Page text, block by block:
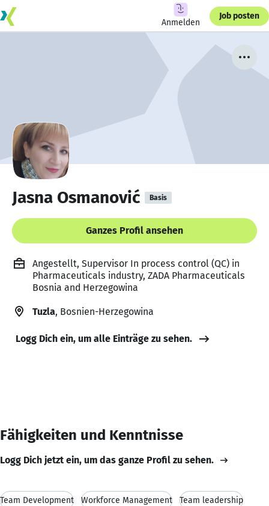
Anmelden
Job posten
Jasna Osmanović Basis
Ganzes Profil ansehen
Angestellt, Supervisor In process control (QC) in
Pharmaceuticals industry, ZADA Pharmaceuticals
Bosnia and Herzegowina
Tuzla, Bosnien-Herzegowina
Logg Dich ein, um alle Einträge zu sehen.
Fähigkeiten und Kenntnisse
Logg Dich jetzt ein, um das ganze Profil zu sehen.
Team Development Workforce Management Team leadership